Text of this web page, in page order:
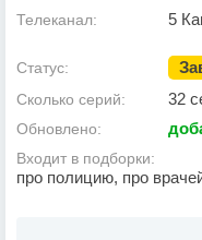
Телеканал: 5
Статус:
Сколько серий: 32
Обновлено:
Входит в подборки:
про полицию, про